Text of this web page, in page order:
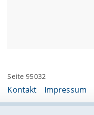
Seite 95032
Kontakt Impressum